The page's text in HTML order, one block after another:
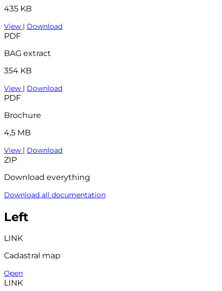
435 KB
View | Download
PDF
BAG extract
354 KB
View | Download
PDF
Brochure
4,5 MB
View | Download
ZIP
Download everything
Download all documentation
Left
LINK
Cadastral map
Open
LINK